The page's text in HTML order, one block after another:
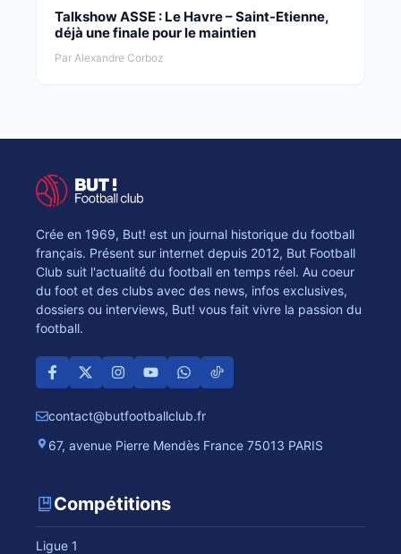
Talkshow ASSE : Le Havre – Saint-Etienne,
déjà une finale pour le maintien
Par Alexandre Corboz
Crée en 1969, But! est un journal historique du football
français. Présent sur internet depuis 2012, But Football
Club suit l'actualité du football en temps réel. Au coeur
du foot et des clubs avec des news, infos exclusives,
dossiers ou interviews, But! vous fait vivre la passion du
football.
contact@butfootballclub.fr
67, avenue Pierre Mendès France 75013 PARIS
Compétitions
Ligue 1